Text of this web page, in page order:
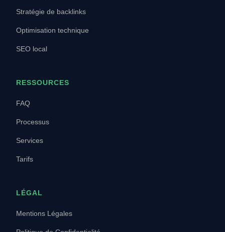
Stratégie de backlinks
Optimisation technique
SEO local
RESSOURCES
FAQ
Processus
Services
Tarifs
LÉGAL
Mentions Légales